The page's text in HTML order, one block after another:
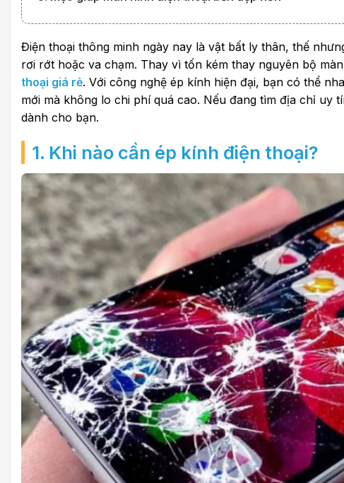
Điện thoại thông minh ngày nay là vật bất ly thân, thế
rơi rớt hoặc va chạm. Thay vì tốn kém thay nguyên bộ
thoại giá rẻ. Với công nghệ ép kính hiện đại, bạn có thể
mới mà không lo chi phí quá cao. Nếu đang tìm địa chỉ uy
dành cho bạn.
1. Khi nào cần ép kính điện thoại?